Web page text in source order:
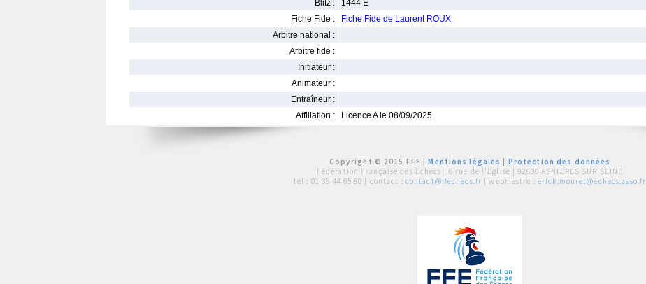
Blitz :
1444 E
Fiche Fide :
Fiche Fide de Laurent ROUX
Arbitre national :
Arbitre fide :
Initiateur :
Animateur :
Entraîneur :
Affiliation :
Licence A le 08/09/2025
Copyright © 2015 FFE |Mentions légales
Protection des données
Fédération Française des Echecs | 6 rue de l'Eglise | 92600 ASNIERES SUR SEINE
tél : 01 39 44 65 80 | contact : contact@ffechecs.fr | webmestre : erick.mouret@echecs.asso.fr